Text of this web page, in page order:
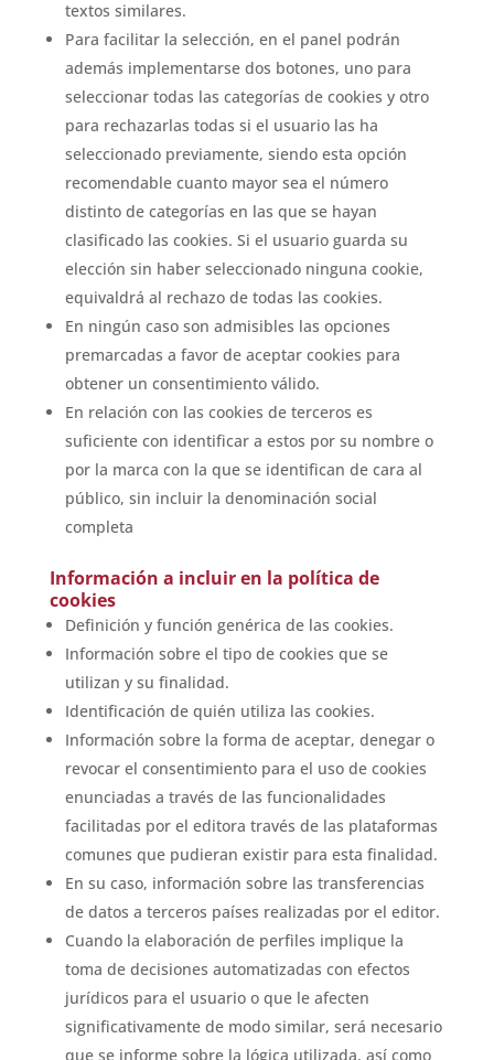
textos similares.
Para facilitar la selección, en el panel podrán
además implementarse dos botones, uno para
seleccionar todas las categorías de cookies y otro
para rechazarlas todas si el usuario las ha
seleccionado previamente, siendo esta opción
recomendable cuanto mayor sea el número
distinto de categorías en las que se hayan
clasificado las cookies. Si el usuario guarda su
elección sin haber seleccionado ninguna cookie,
equivaldrá al rechazo de todas las cookies.
En ningún caso son admisibles las opciones
premarcadas a favor de aceptar cookies para
obtener un consentimiento válido.
En relación con las cookies de terceros es
suficiente con identificar a estos por su nombre o
por la marca con la que se identifican de cara al
público, sin incluir la denominación social
completa
Información a incluir en la política de
cookies
Definición y función genérica de las cookies.
Información sobre el tipo de cookies que se
utilizan y su finalidad.
Identificación de quién utiliza las cookies.
Información sobre la forma de aceptar, denegar o
revocar el consentimiento para el uso de cookies
enunciadas a través de las funcionalidades
facilitadas por el editora través de las plataformas
comunes que pudieran existir para esta finalidad.
En su caso, información sobre las transferencias
de datos a terceros países realizadas por el editor.
Cuando la elaboración de perfiles implique la
toma de decisiones automatizadas con efectos
jurídicos para el usuario o que le afecten
significativamente de modo similar, será necesario
que se informe sobre la lógica utilizada, así como